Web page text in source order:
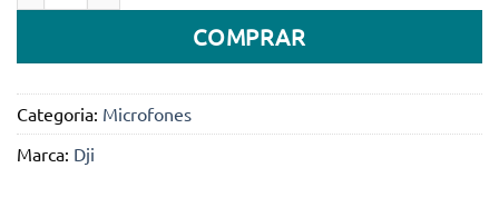
COMPRAR
Categoria: Microfones
Marca: Dji